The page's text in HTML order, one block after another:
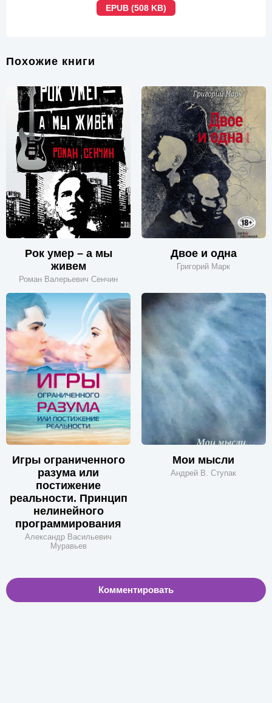
EPUB (508 KB)
Похожие книги
Рок умер – а мы
живем
Роман Валерьевич Сенчин
Двое и одна
Григорий Марк
Игры ограниченного
разума или
постижение
реальности. Принцип
нелинейного
программирования
Александр Васильевич
Муравьев
Мои мысли
Андрей В. Ступак
Комментировать